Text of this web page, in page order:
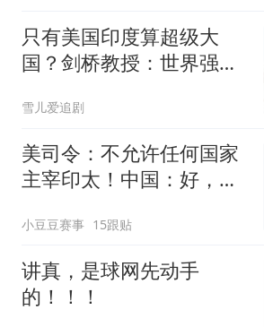
只有美国印度算超级大
国？剑桥教授：世界强国
雪儿爱追剧
美司令：不允许任何国家
主宰印太！中国：好，轰
小豆豆赛事 15跟贴
讲真，是球网先动手
的！！！